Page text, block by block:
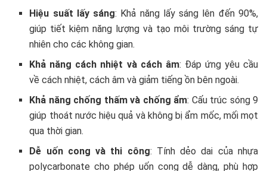
Hiệu suất lấy sáng: Khả năng lấy sáng lên đến 90%,
giúp tiết kiệm năng lượng và tạo môi trường sáng tự
nhiên cho các không gian.
Khả năng cách nhiệt và cách âm: Đáp ứng yêu cầu
về cách nhiệt, cách âm và giảm tiếng ồn bên ngoài.
Khả năng chống thấm và chống ẩm: Cấu trúc sóng 9
giúp thoát nước hiệu quả và không bị ẩm mốc, mối mọt
qua thời gian.
Dễ uốn cong và thi công: Tính dẻo dai của nhựa
polycarbonate cho phép uốn cong dễ dàng, phù hợp